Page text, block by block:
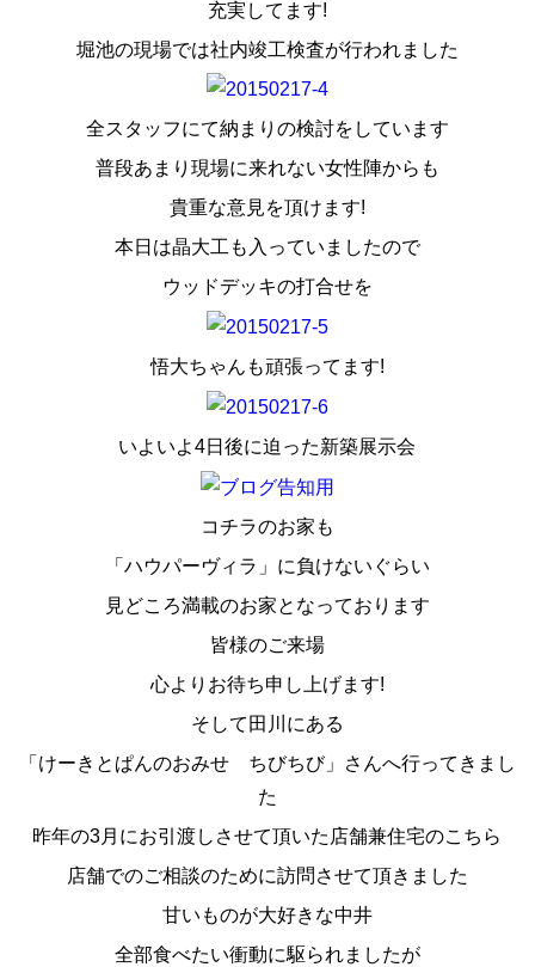
充実してます!
堀池の現場では社内竣工検査が行われました
全スタッフにて納まりの検討をしています
普段あまり現場に来れない女性陣からも
貴重な意見を頂けます!
本日は晶大工も入っていましたので
ウッドデッキの打合せを
悟大ちゃんも頑張ってます!
いよいよ4日後に迫った新築展示会
コチラのお家も
「ハウパーヴィラ」に負けないぐらい
見どころ満載のお家となっております
皆様のご来場
心よりお待ち申し上げます!
そして田川にある
「けーきとぱんのおみせ ちびちび」さんへ行ってきまし
た
昨年の3月にお引渡しさせて頂いた店舗兼住宅のこちら
店舗でのご相談のために訪問させて頂きました
甘いものが大好きな中井
全部食べたい衝動に駆られましたが